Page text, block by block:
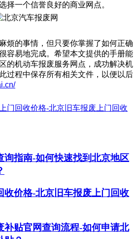
择一个信誉良好的商业网点。
烦的事情，但只要你掌握了如何正确
容易地完成。希望本文提供的手册能
的机动车报废服务网点，成功解决机
过程中保存所有相关文件，以便以后
门回收价格-北京旧车报废上门回收
询指南-如何快速找到北京地区
收价格-北京旧车报废上门回收
补贴官网查询流程-如何申请北